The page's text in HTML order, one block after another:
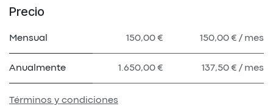
Precio
Mensual 150,00 € 150,00 € / mes
Anualmente 1.650,00 € 137,50 € / mes
Términos y condiciones